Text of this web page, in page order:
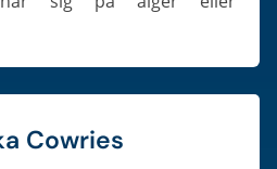
Cowries